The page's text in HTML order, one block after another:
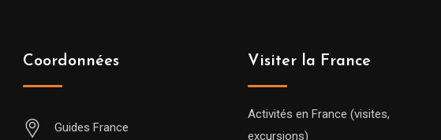
Coordonnées
Guides France
Visiter la France
Activités en France (visites,
excursions)